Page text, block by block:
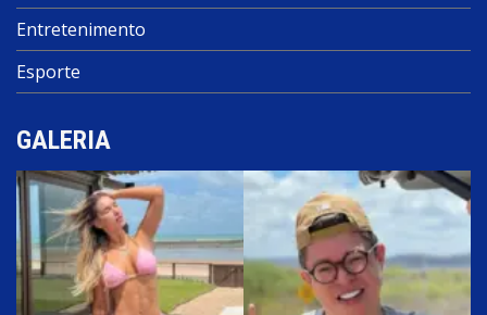
Entretenimento
Esporte
GALERIA